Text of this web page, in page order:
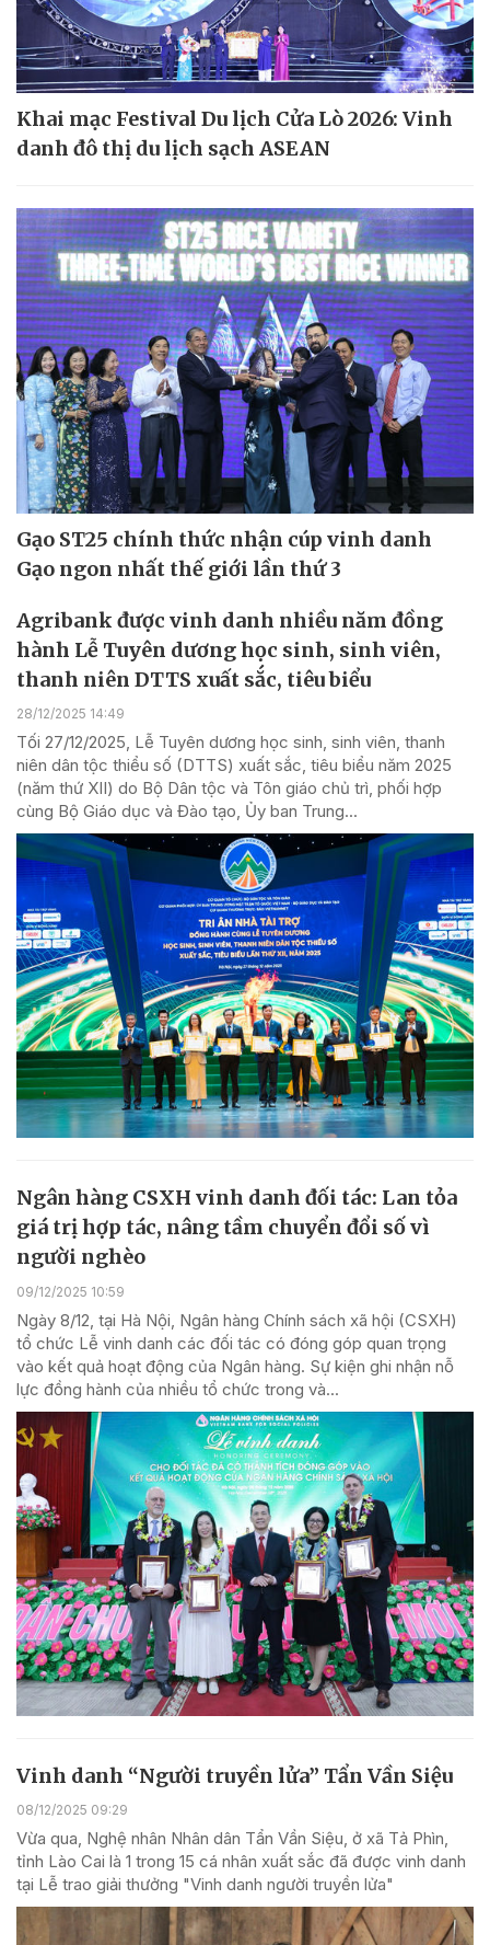
Khai mạc Festival Du lịch Cửa Lò 2026: Vinh
danh đô thị du lịch sạch ASEAN
Gạo ST25 chính thức nhận cúp vinh danh
Gạo ngon nhất thế giới lần thứ 3
Agribank được vinh danh nhiều năm đồng
hành Lễ Tuyên dương học sinh, sinh viên,
thanh niên DTTS xuất sắc, tiêu biểu
28/12/2025 14:49
Tối 27/12/2025, Lễ Tuyên dương học sinh, sinh viên, thanh
niên dân tộc thiểu số (DTTS) xuất sắc, tiêu biểu năm 2025
(năm thứ XII) do Bộ Dân tộc và Tôn giáo chủ trì, phối hợp
cùng Bộ Giáo dục và Đào tạo, Ủy ban Trung...
Ngân hàng CSXH vinh danh đối tác: Lan tỏa
giá trị hợp tác, nâng tầm chuyển đổi số vì
người nghèo
09/12/2025 10:59
Ngày 8/12, tại Hà Nội, Ngân hàng Chính sách xã hội (CSXH)
tổ chức Lễ vinh danh các đối tác có đóng góp quan trọng
vào kết quả hoạt động của Ngân hàng. Sự kiện ghi nhận nỗ
lực đồng hành của nhiều tổ chức trong và...
Vinh danh “Người truyền lửa” Tẩn Vần Siệu
08/12/2025 09:29
Vừa qua, Nghệ nhân Nhân dân Tẩn Vần Siệu, ở xã Tả Phìn,
tỉnh Lào Cai là 1 trong 15 cá nhân xuất sắc đã được vinh danh
tại Lễ trao giải thưởng "Vinh danh người truyền lửa"